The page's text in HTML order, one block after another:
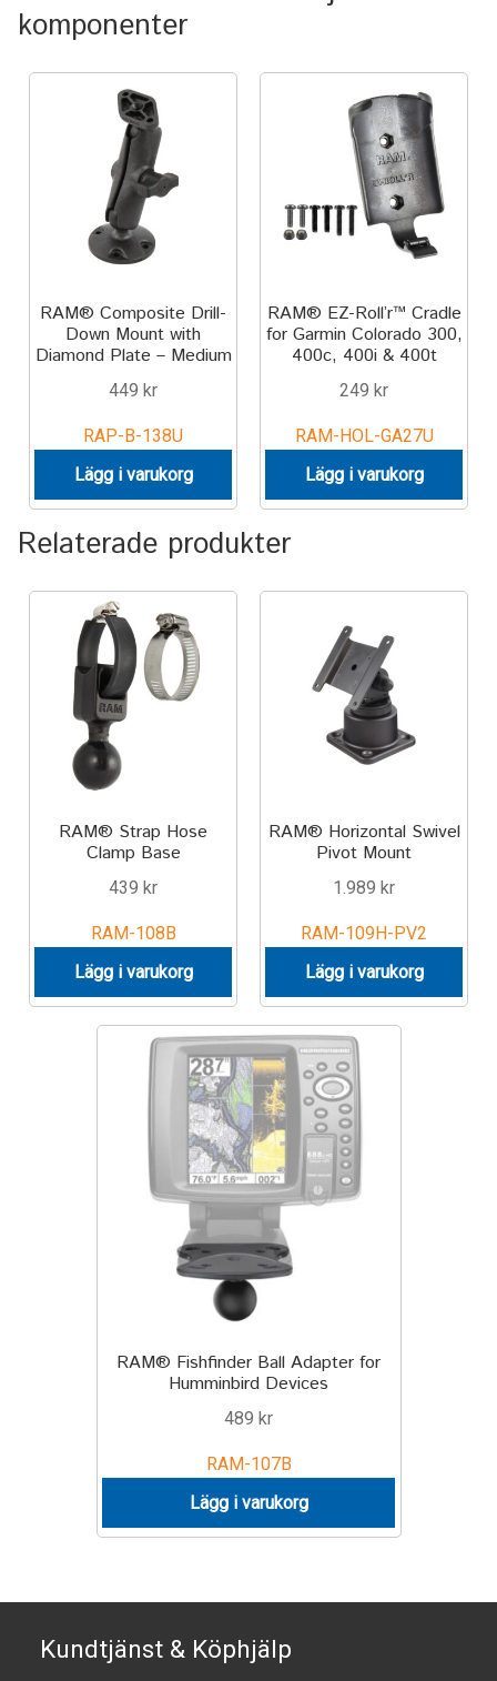
ATV
Bicycle
Dirt Bike
Forklift
Kayak
FORDONSTYP
Motorcycle
Off-road Vehicle
Power Boat
Scooter
UTV
Vehicle Type
Stand-Up Paddleboard
Wheelchair
TILL FÖRETAG
Gun Holster
Handheld Computer
Speaker
Lift Truck
Produkter efter varumärken
Om oss
komponenter
RAM® Composite Drill-
Down Mount with
Diamond Plate – Medium
449 kr
RAP-B-138U
Lägg i varukorg
RAM® EZ-Roll’r™ Cradle
for Garmin Colorado 300,
400c, 400i & 400t
249 kr
RAM-HOL-GA27U
Lägg i varukorg
Relaterade produkter
RAM® Strap Hose
Clamp Base
439 kr
RAM-108B
Lägg i varukorg
RAM® Horizontal Swivel
Pivot Mount
1.989 kr
RAM-109H-PV2
Lägg i varukorg
RAM® Fishfinder Ball Adapter for
Humminbird Devices
489 kr
RAM-107B
Lägg i varukorg
Kundtjänst & Köphjälp